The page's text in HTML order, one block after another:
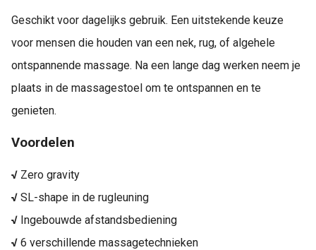
Geschikt voor dagelijks gebruik. Een uitstekende keuze
voor mensen die houden van een nek, rug, of algehele
ontspannende massage. Na een lange dag werken neem je
plaats in de massagestoel om te ontspannen en te
genieten.
Voordelen
√ Zero gravity
√ SL-shape in de rugleuning
√ Ingebouwde afstandsbediening
√ 6 verschillende massagetechnieken